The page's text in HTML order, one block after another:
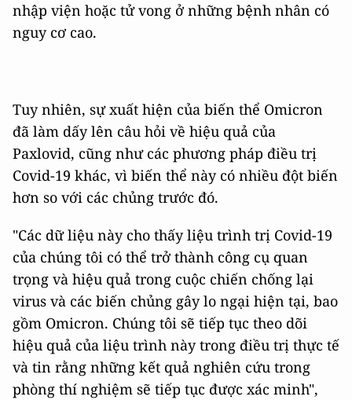
nhập viện hoặc tử vong ở những bệnh nhân có
nguy cơ cao.
Tuy nhiên, sự xuất hiện của biến thể Omicron
đã làm dấy lên câu hỏi về hiệu quả của
Paxlovid, cũng như các phương pháp điều trị
Covid-19 khác, vì biến thể này có nhiều đột biến
hơn so với các chủng trước đó.
"Các dữ liệu này cho thấy liệu trình trị Covid-19
của chúng tôi có thể trở thành công cụ quan
trọng và hiệu quả trong cuộc chiến chống lại
virus và các biến chủng gây lo ngại hiện tại, bao
gồm Omicron. Chúng tôi sẽ tiếp tục theo dõi
hiệu quả của liệu trình này trong điều trị thực tế
và tin rằng những kết quả nghiên cứu trong
phòng thí nghiệm sẽ tiếp tục được xác minh",